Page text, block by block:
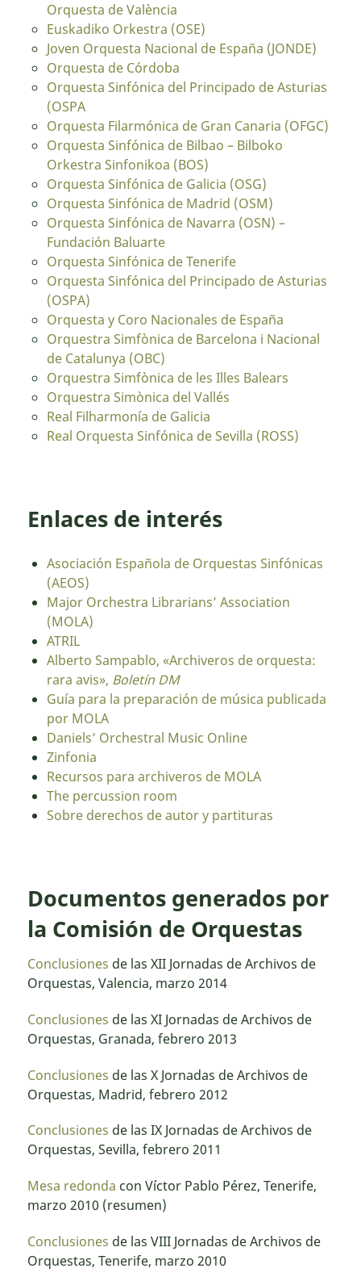
Orquesta de València
Euskadiko Orkestra (OSE)
Joven Orquesta Nacional de España (JONDE)
Orquesta de Córdoba
Orquesta Sinfónica del Principado de Asturias
(OSPA
Orquesta Filarmónica de Gran Canaria (OFGC)
Orquesta Sinfónica de Bilbao – Bilboko
Orkestra Sinfonikoa (BOS)
Orquesta Sinfónica de Galicia (OSG)
Orquesta Sinfónica de Madrid (OSM)
Orquesta Sinfónica de Navarra (OSN) –
Fundación Baluarte
Orquesta Sinfónica de Tenerife
Orquesta Sinfónica del Principado de Asturias
(OSPA)
Orquesta y Coro Nacionales de España
Orquestra Simfònica de Barcelona i Nacional
de Catalunya (OBC)
Orquestra Simfònica de les Illes Balears
Orquestra Simònica del Vallés
Real Filharmonía de Galicia
Real Orquesta Sinfónica de Sevilla (ROSS)
Enlaces de interés
Asociación Española de Orquestas Sinfónicas
(AEOS)
Major Orchestra Librarians’ Association
(MOLA)
ATRIL
Alberto Sampablo, «Archiveros de orquesta:
rara avis», Boletín DM
Guía para la preparación de música publicada
por MOLA
Daniels’ Orchestral Music Online
Zinfonia
Recursos para archiveros de MOLA
The percussion room
Sobre derechos de autor y partituras
Documentos generados por
la Comisión de Orquestas
Conclusiones de las XII Jornadas de Archivos de
Orquestas, Valencia, marzo 2014
Conclusiones de las XI Jornadas de Archivos de
Orquestas, Granada, febrero 2013
Conclusiones de las X Jornadas de Archivos de
Orquestas, Madrid, febrero 2012
Conclusiones de las IX Jornadas de Archivos de
Orquestas, Sevilla, febrero 2011
Mesa redonda con Víctor Pablo Pérez, Tenerife,
marzo 2010 (resumen)
Conclusiones de las VIII Jornadas de Archivos de
Orquestas, Tenerife, marzo 2010